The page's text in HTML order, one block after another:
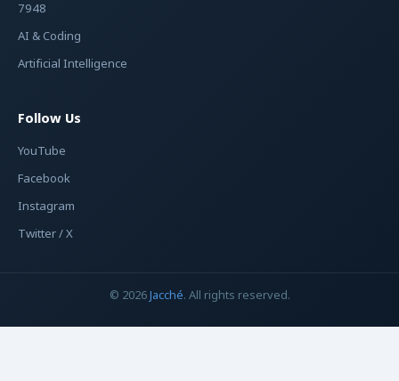
7948
AI & Coding
Artificial Intelligence
Follow Us
YouTube
Facebook
Instagram
Twitter / X
© 2026Jacché. All rights reserved.